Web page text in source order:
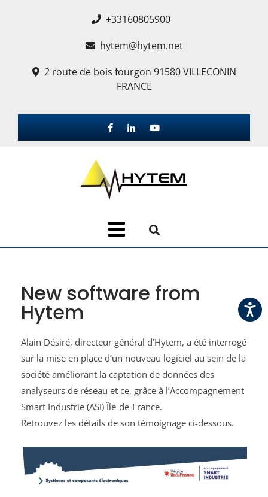
+33160805900
hytem@hytem.net
2 route de bois fourgon 91580 VILLECONIN
FRANCE
New software from
Hytem
Alain Désiré, directeur général d’Hytem, a été interrogé
sur la mise en place d’un nouveau logiciel au sein de la
société améliorant la captation de données des
analyseurs de réseau et ce, grâce à l’Accompagnement
Smart Industrie (ASI) Île-de-France.
Retrouvez les détails de son témoignage ci-dessous.